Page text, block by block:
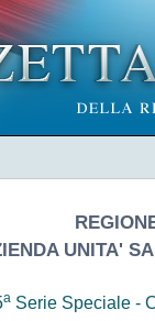
UNITA'
a Serie Speciale -